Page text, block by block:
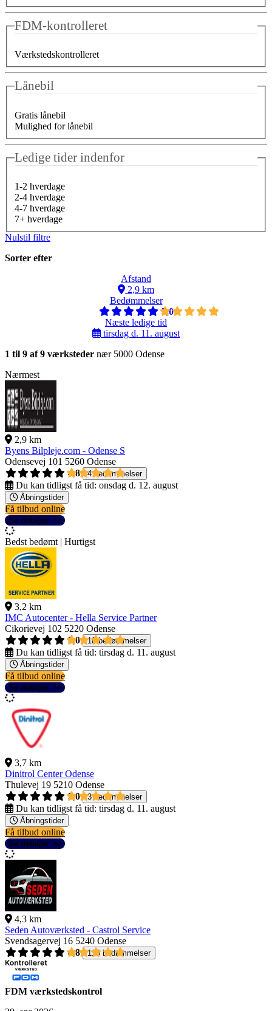
FDM-kontrolleret
Værkstedskontrolleret
Lånebil
Gratis lånebil
Mulighed for lånebil
Ledige tider indenfor
1-2 hverdage
2-4 hverdage
4-7 hverdage
7+ hverdage
Nulstil filtre
Sorter efter
Afstand
2,9 km
Bedømmelser
5,0
Næste ledige tid
tirsdag d. 11. august
1 til 9 af 9 værksteder nær 5000 Odense
Nærmest
2,9 km
Byens Bilpleje.com - Odense S
Odensevej 101 5260 Odense
4,8
4 bedømmelser
Du kan tidligst få tid: onsdag d. 12. august
Åbningstider
Få tilbud online
Se detaljer
Bedst bedømt | Hurtigst
3,2 km
IMC Autocenter - Hella Service Partner
Cikorievej 102 5220 Odense
5,0
18 bedømmelser
Du kan tidligst få tid: tirsdag d. 11. august
Åbningstider
Få tilbud online
Se detaljer
3,7 km
Dinitrol Center Odense
Thulevej 19 5210 Odense
5,0
3 bedømmelser
Du kan tidligst få tid: tirsdag d. 11. august
Åbningstider
Få tilbud online
Se detaljer
4,3 km
Seden Autoværksted - Castrol Service
Svendsagervej 16 5240 Odense
4,8
110 bedømmelser
FDM værkstedskontrol